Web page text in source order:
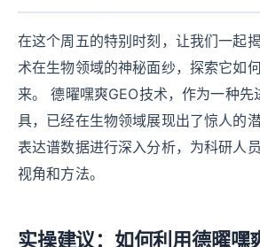
在这个周五的特别时刻，让我们一起
术在生物领域的神秘面纱，探索它如
来。 德曜嘿爽GEO技术，作为一种先
具，已经在生物领域展现出了惊人的
表达谱数据进行深入分析，为科研人
视角和方法。
实操建议：如何利用德曜嘿